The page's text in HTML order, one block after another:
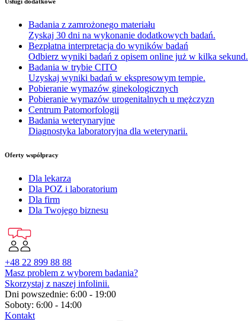
Badania z zamrożonego materiału
Zyskaj 30 dni na wykonanie dodatkowych badań.
Bezpłatna interpretacja do wyników badań
Odbierz wyniki badań z opisem online już w kilka sekund.
Badania w trybie CITO
Uzyskaj wyniki badań w ekspresowym tempie.
Pobieranie wymazów ginekologicznych
Pobieranie wymazów urogenitalnych u mężczyzn
Centrum Patomorfologii
Badania weterynaryjne
Diagnostyka laboratoryjna dla weterynarii.
Oferty współpracy
Dla lekarza
Dla POZ i laboratorium
Dla firm
Dla Twojego biznesu
+48 22 899 88 88
Masz problem z wyborem badania?
Skorzystaj z naszej infolinii.
Dni powszednie: 6:00 - 19:00
Soboty: 6:00 - 14:00
Kontakt